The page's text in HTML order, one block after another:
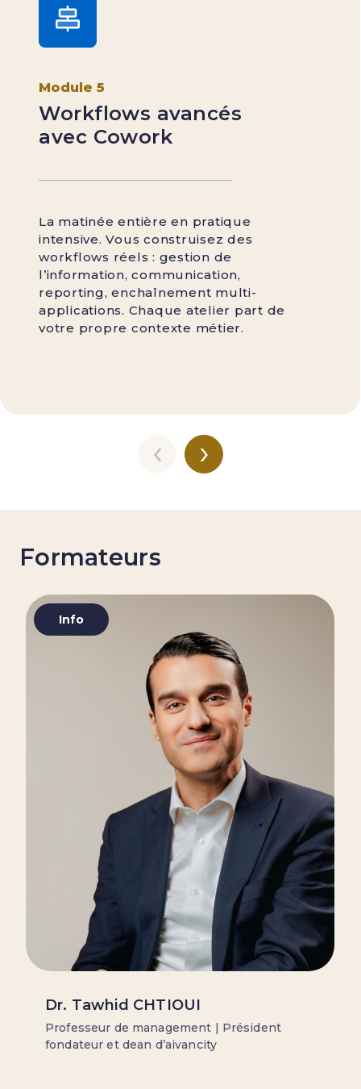
Module 5
Workflows avancés
avec Cowork
La matinée entière en pratique
intensive. Vous construisez des
workflows réels : gestion de
l’information, communication,
reporting, enchaînement multi-
applications. Chaque atelier part de
votre propre contexte métier.
‹ ›
Formateurs
Info
Dr. Tawhid CHTIOUI
Professeur de management | Président
fondateur et dean d’aivancity